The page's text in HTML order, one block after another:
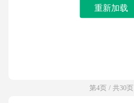
重新加载
第4页 / 共30页